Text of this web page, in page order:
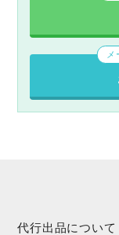
メ
代行出品について